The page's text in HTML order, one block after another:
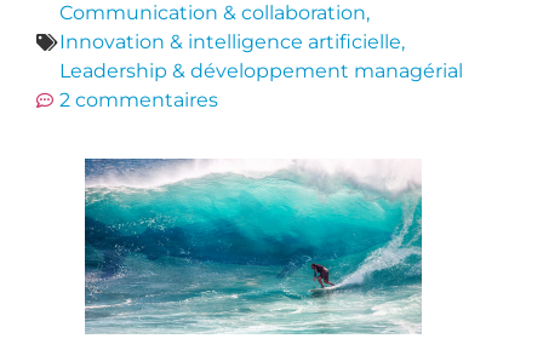
Communication & collaboration,
Innovation & intelligence artificielle,
Leadership & développement managérial
2 commentaires